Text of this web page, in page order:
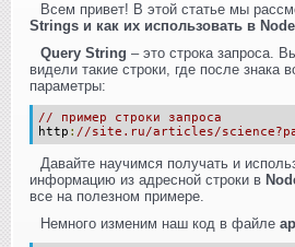
Всем привет! В этой статье мы
Strings и как их использовать в
Query String – это строка запроса.
видели такие строки, где после знака
параметры:
// пример строки запроса
http : //site.ru/articles/
Давайте научимся получать и
информацию из адресной строки в
все на полезном примере.
Немного изменим наш код в файле